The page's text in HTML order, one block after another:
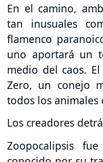
En el camino,
tan inusuales
flamenco
uno aportará un
medio del caos.
Zero, un conejo
todos los animales
Los creadores
Zoopocalipsis